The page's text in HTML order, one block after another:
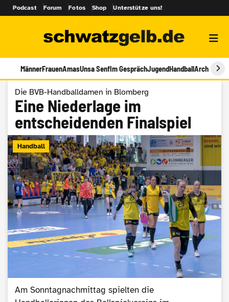
Podcast Forum Fotos Shop Unterstütze uns!
MännerFrauenAmasUnsa SenfIm GesprächJugendHandballArchiv
Die BVB-Handballdamen in Blomberg
Eine Niederlage im
entscheidenden Finalspiel
Handball
Am Sonntagnachmittag spielten die